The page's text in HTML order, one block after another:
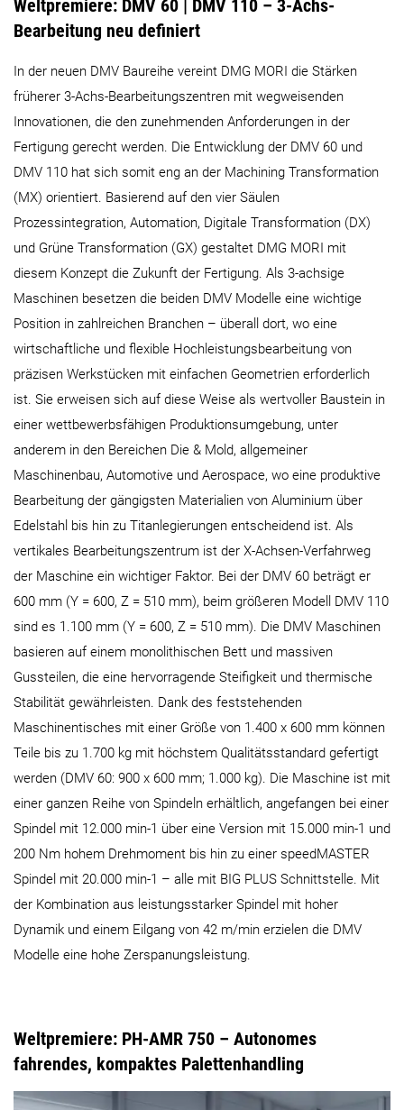
Weltpremiere: DMV 60 | DMV 110 – 3-Achs-
Bearbeitung neu definiert
In der neuen DMV Baureihe vereint DMG MORI die Stärken
früherer 3-Achs-Bearbeitungszentren mit wegweisenden
Innovationen, die den zunehmenden Anforderungen in der
Fertigung gerecht werden. Die Entwicklung der DMV 60 und
DMV 110 hat sich somit eng an der Machining Transformation
(MX) orientiert. Basierend auf den vier Säulen
Prozessintegration, Automation, Digitale Transformation (DX)
und Grüne Transformation (GX) gestaltet DMG MORI mit
diesem Konzept die Zukunft der Fertigung. Als 3-achsige
Maschinen besetzen die beiden DMV Modelle eine wichtige
Position in zahlreichen Branchen – überall dort, wo eine
wirtschaftliche und flexible Hochleistungsbearbeitung von
präzisen Werkstücken mit einfachen Geometrien erforderlich
ist. Sie erweisen sich auf diese Weise als wertvoller Baustein in
einer wettbewerbsfähigen Produktionsumgebung, unter
anderem in den Bereichen Die & Mold, allgemeiner
Maschinenbau, Automotive und Aerospace, wo eine produktive
Bearbeitung der gängigsten Materialien von Aluminium über
Edelstahl bis hin zu Titanlegierungen entscheidend ist. Als
vertikales Bearbeitungszentrum ist der X-Achsen-Verfahrweg
der Maschine ein wichtiger Faktor. Bei der DMV 60 beträgt er
600 mm (Y = 600, Z = 510 mm), beim größeren Modell DMV 110
sind es 1.100 mm (Y = 600, Z = 510 mm). Die DMV Maschinen
basieren auf einem monolithischen Bett und massiven
Gussteilen, die eine hervorragende Steifigkeit und thermische
Stabilität gewährleisten. Dank des feststehenden
Maschinentisches mit einer Größe von 1.400 x 600 mm können
Teile bis zu 1.700 kg mit höchstem Qualitätsstandard gefertigt
werden (DMV 60: 900 x 600 mm; 1.000 kg). Die Maschine ist mit
einer ganzen Reihe von Spindeln erhältlich, angefangen bei einer
Spindel mit 12.000 min-1 über eine Version mit 15.000 min-1 und
200 Nm hohem Drehmoment bis hin zu einer speedMASTER
Spindel mit 20.000 min-1 – alle mit BIG PLUS Schnittstelle. Mit
der Kombination aus leistungsstarker Spindel mit hoher
Dynamik und einem Eilgang von 42 m/min erzielen die DMV
Modelle eine hohe Zerspanungsleistung.
Weltpremiere: PH-AMR 750 – Autonomes
fahrendes, kompaktes Palettenhandling